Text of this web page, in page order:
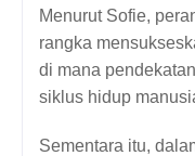
Menurut Sofie,
rangka
di mana
siklus hidup
Sementara itu,